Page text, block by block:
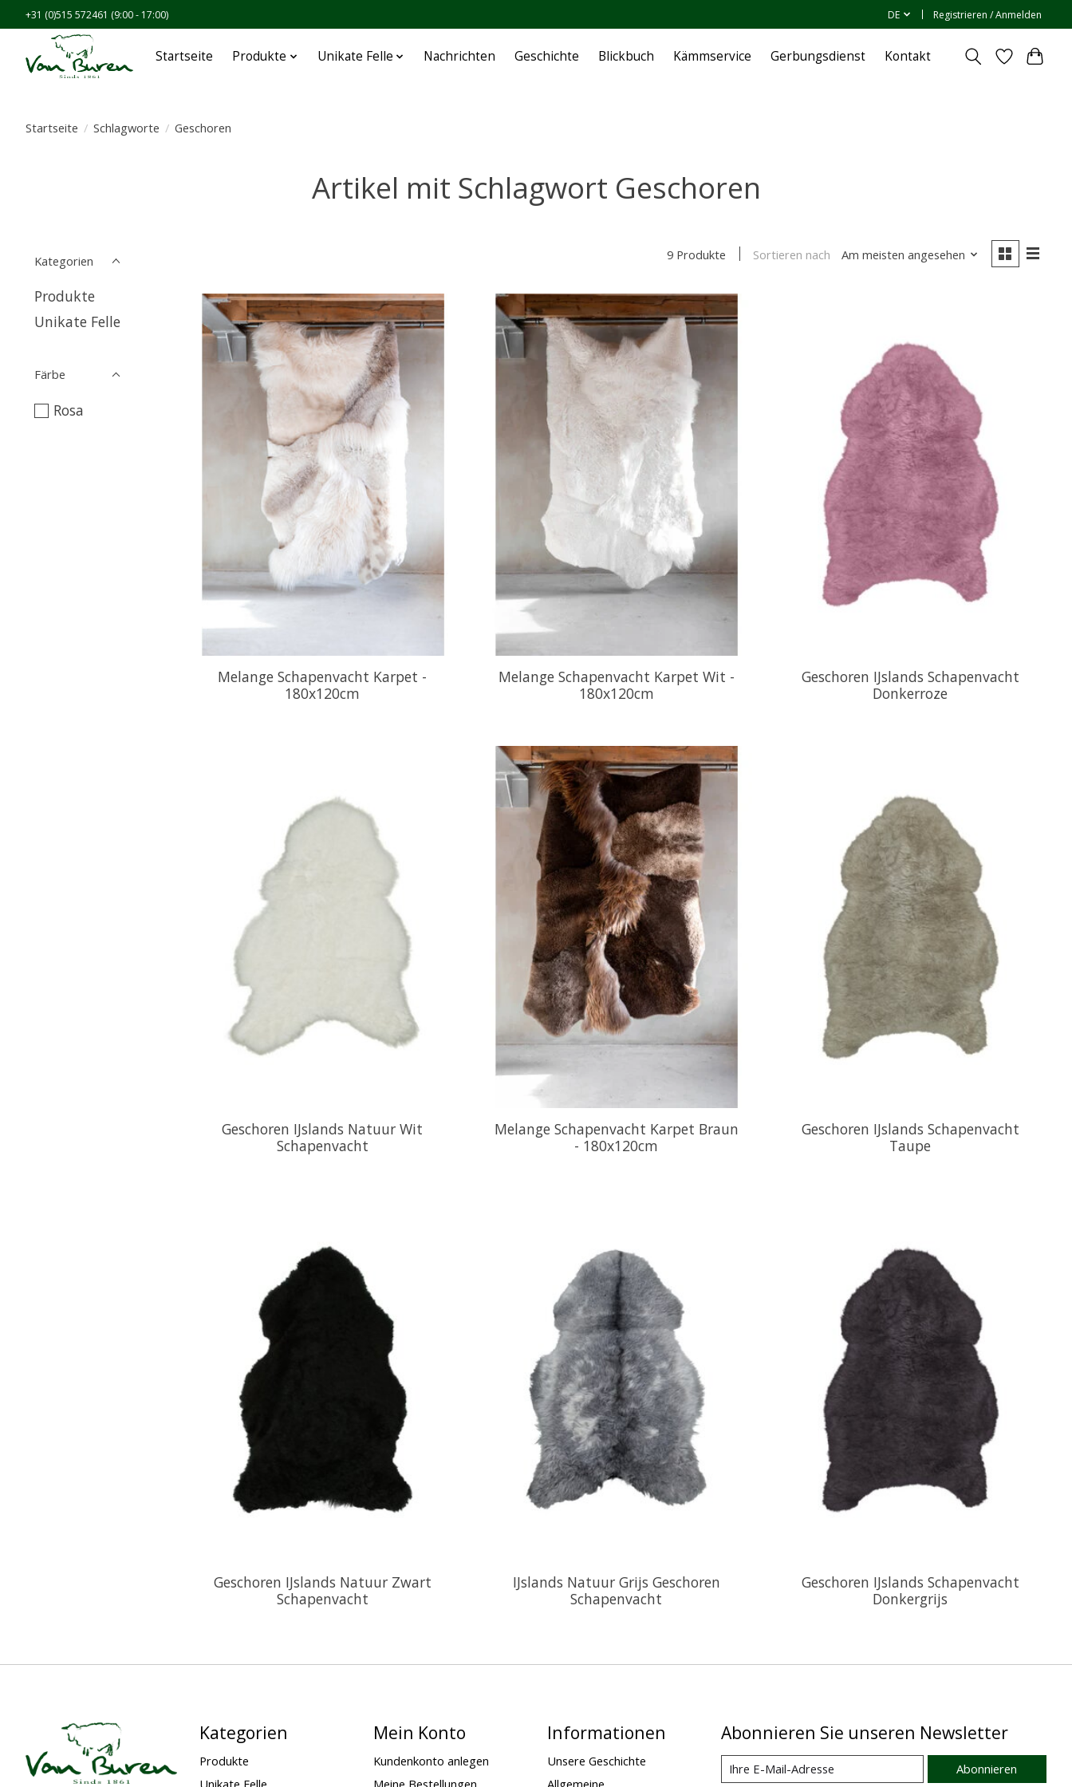
+31 (0)515 572461 (9:00 - 17:00) DE Registrieren / Anmelden
Startseite Produkte Unikate Felle Nachrichten Geschichte Blickbuch Kämmservice Gerbungsdienst Kontakt
Startseite / Schlagworte / Geschoren
Artikel mit Schlagwort Geschoren
Kategorien
Produkte
Unikate Felle
Färbe
Rosa
9 Produkte Sortieren nach Am meisten angesehen
Melange Schapenvacht Karpet -
180x120cm
Melange Schapenvacht Karpet Wit -
180x120cm
Geschoren IJslands Schapenvacht
Donkerroze
Geschoren IJslands Natuur Wit
Schapenvacht
Melange Schapenvacht Karpet Braun
- 180x120cm
Geschoren IJslands Schapenvacht
Taupe
Geschoren IJslands Natuur Zwart
Schapenvacht
IJslands Natuur Grijs Geschoren
Schapenvacht
Geschoren IJslands Schapenvacht
Donkergrijs
Kategorien
Produkte
Unikate Felle
Mein Konto
Kundenkonto anlegen
Meine Bestellungen
Informationen
Unsere Geschichte
Allgemeine
Abonnieren Sie unseren Newsletter
Abonnieren